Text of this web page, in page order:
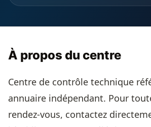
À propos du centre
Centre de contrôle technique
annuaire indépendant. Pour
rendez-vous, contactez